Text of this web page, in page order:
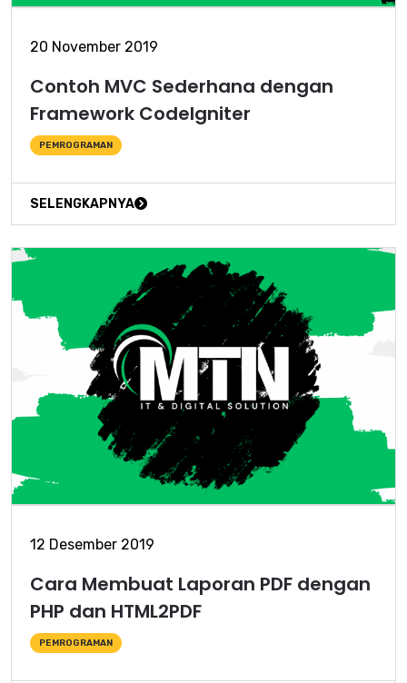
20 November 2019
Contoh MVC Sederhana dengan
Framework CodeIgniter
PEMROGRAMAN
SELENGKAPNYA
12 Desember 2019
Cara Membuat Laporan PDF dengan
PHP dan HTML2PDF
PEMROGRAMAN